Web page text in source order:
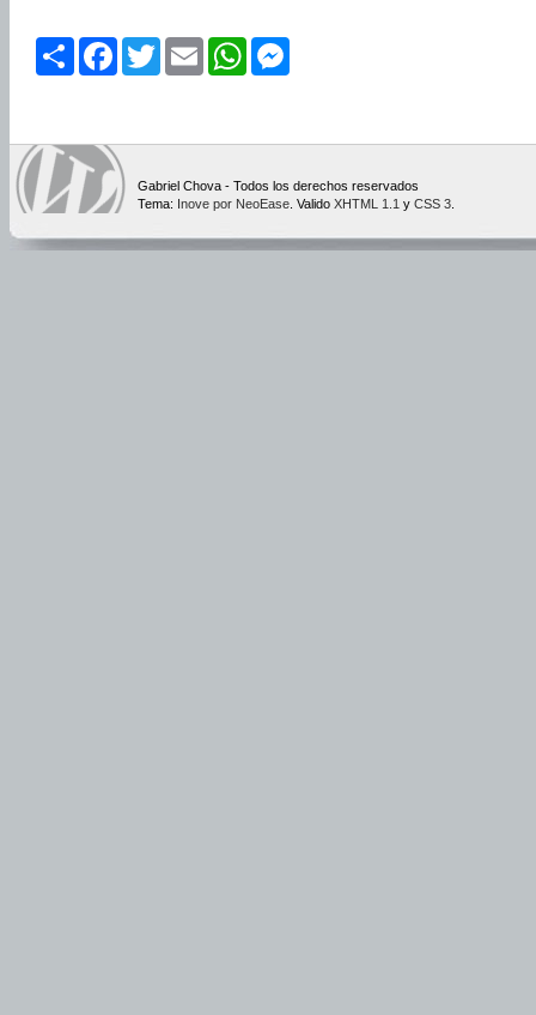
ShareFacebook
TwitterEmailWhatsApp
Gabriel Chova - Todos los derechos reservados
Tema: Inove por NeoEase . Valido XHTML 1.1 y CSS 3